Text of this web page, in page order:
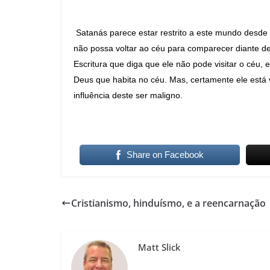
Satanás parece estar restrito a este mundo
não possa voltar ao céu para comparecer diante
Escritura que diga que ele não pode visitar o
Deus que habita no céu. Mas, certamente ele
influência deste ser maligno.
Share on Facebook
Cristianismo, hinduísmo, e a reencarnação
Matt Slick